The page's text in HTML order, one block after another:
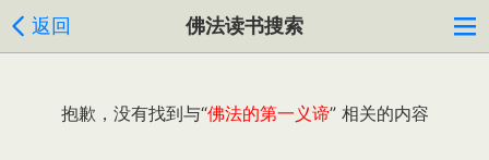
返回 佛法读书搜索
抱歉，没有找到与“佛法的第一义谛” 相关的内容